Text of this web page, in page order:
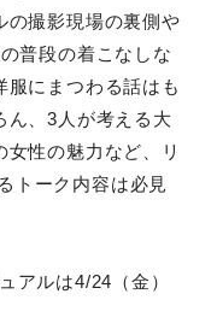
の撮影現場の裏側や
普段の着こなしな
服にまつわる話はも
ん、3人が考える大
女性の魅力など、リ
トーク内容は必見
アルは4/24（金）